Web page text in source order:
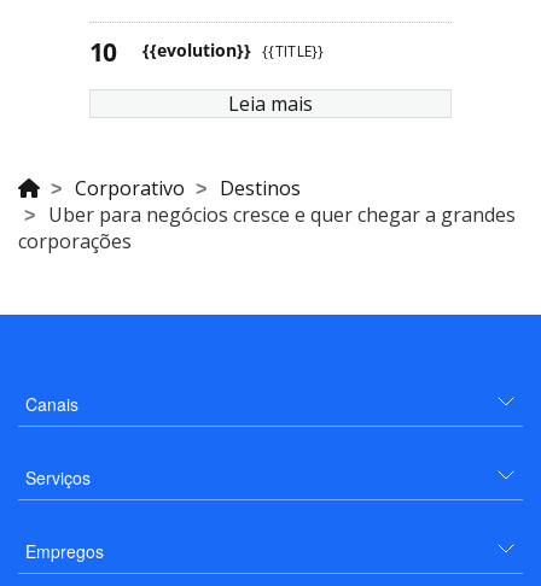
{{evolution}} {{TITLE}}
Leia mais
Corporativo
Destinos
Uber para negócios cresce e quer chegar a grandes
corporações
Canais
Serviços
Empregos